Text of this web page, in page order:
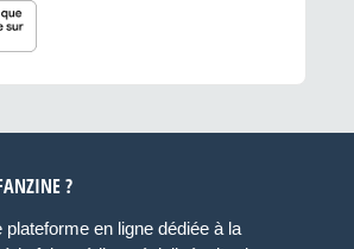
?
en ligne dédiée à la